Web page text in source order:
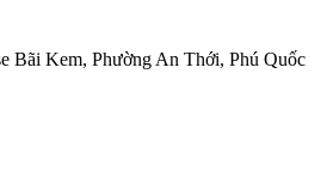
Bãi Kem, Phường An Thới, Phú Quốc